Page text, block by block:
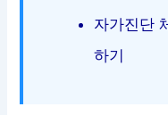
자가진단
하기